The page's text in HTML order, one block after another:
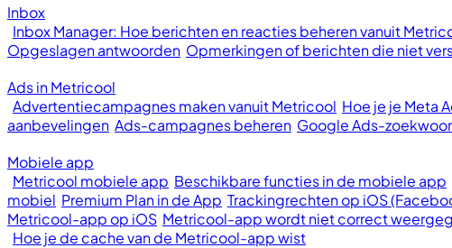
Inbox
Inbox Manager: Hoe berichten en reacties beheren vanuit
Opgeslagen antwoorden Opmerkingen of berichten die niet
Ads in Metricool
Advertentiecampagnes maken vanuit Metricool Hoe je je Meta
aanbevelingen Ads-campagnes beheren Google Ads-
Mobiele app
Metricool mobiele app Beschikbare functies in de mobiele app
mobiel Premium Plan in de App Trackingrechten op iOS
Metricool-app op iOS Metricool-app wordt niet correct
Hoe je de cache van de Metricool-app wist